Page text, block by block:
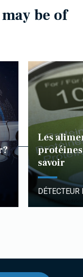
be of
Les
protéines
savoir